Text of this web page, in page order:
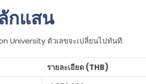
กแสน
University ตัวเลขจะเปลี่ยนไปทันที:
รายละเอียด (THB)